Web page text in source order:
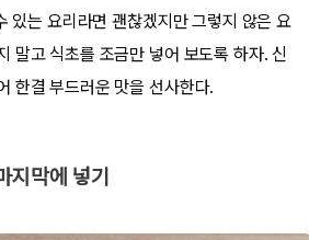
있는 요리라면 괜찮겠지만 그렇지 않은 요
말고 식초를 조금만 넣어 보도록 하자. 신
한결 부드러운 맛을 선사한다.
지막에 넣기